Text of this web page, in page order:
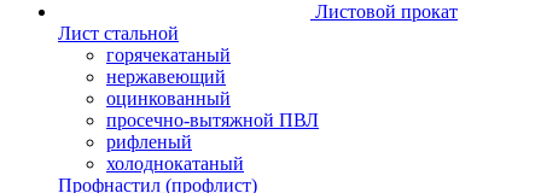
Листовой прокат
Лист стальной
горячекатаный
нержавеющий
оцинкованный
просечно-вытяжной ПВЛ
рифленый
холоднокатаный
Профнастил (профлист)